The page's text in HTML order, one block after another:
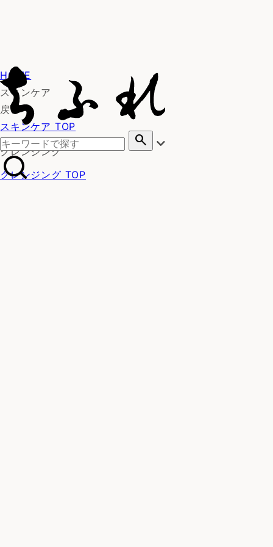
search
HOME
スキンケア
戻る
スキンケア TOP
クレンジング
クレンジング TOP